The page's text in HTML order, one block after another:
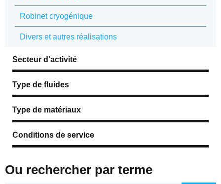
Robinet cryogénique
Divers et autres réalisations
Secteur d'activité
Type de fluides
Type de matériaux
Conditions de service
Ou rechercher par terme